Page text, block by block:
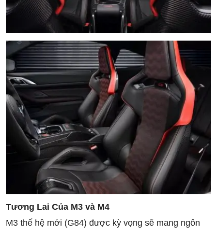
Tương Lai Của M3 và M4
M3 thế hệ mới (G84) được kỳ vọng sẽ mang ngôn